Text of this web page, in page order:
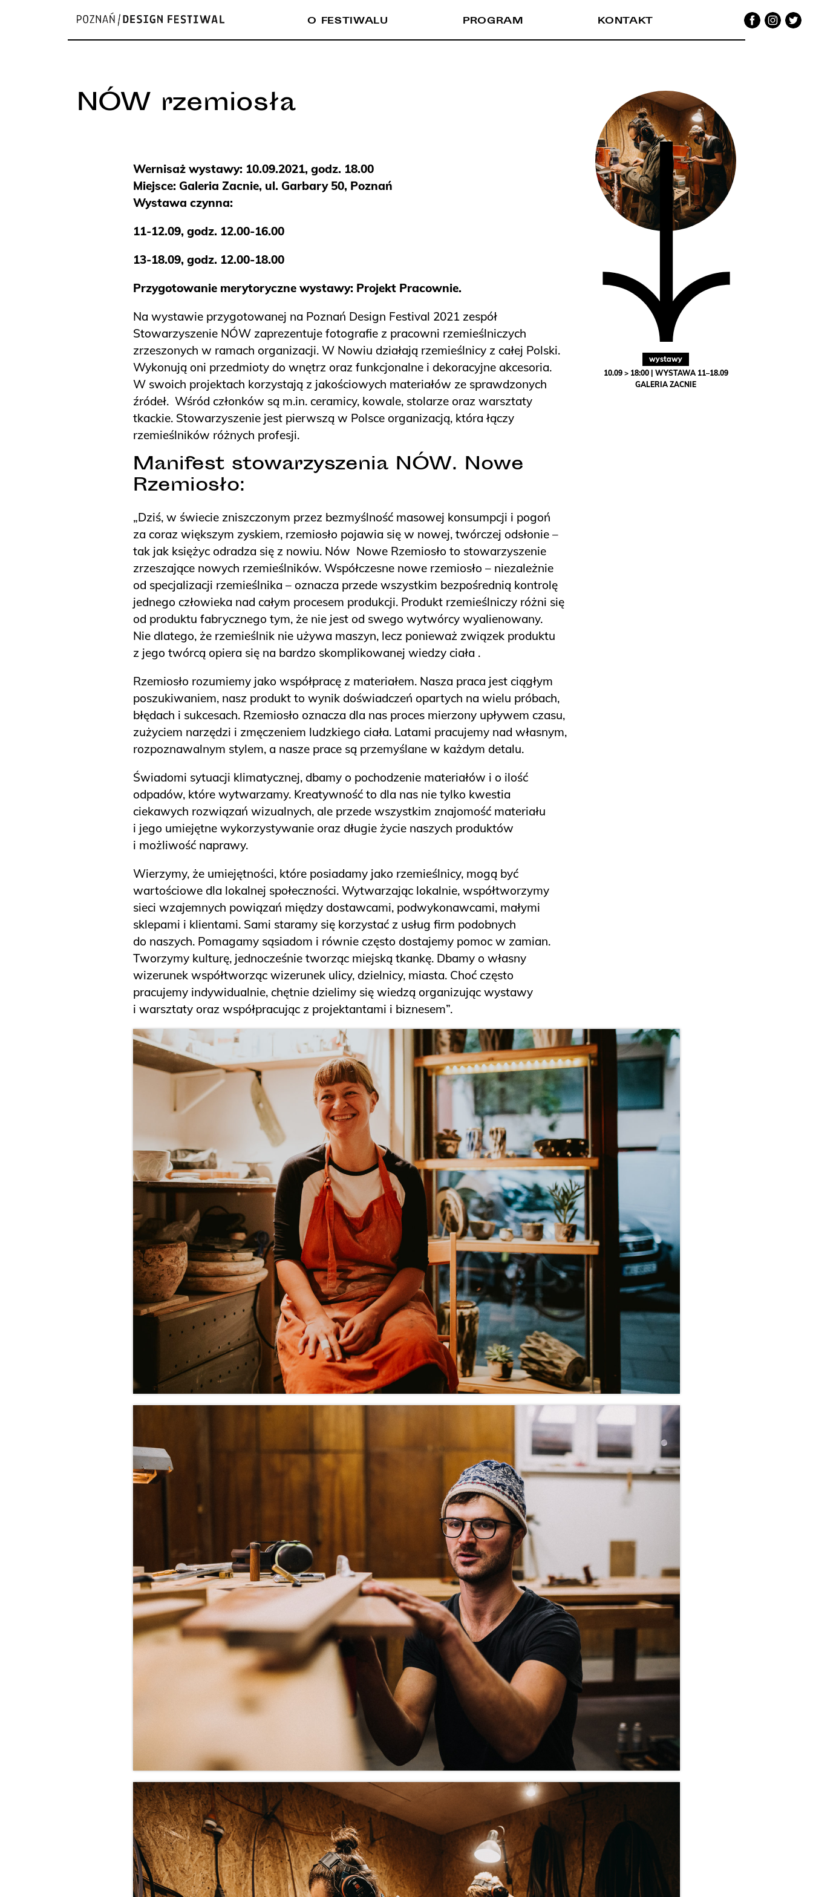
O FESTIWALU PROGRAM KONTAKT FacebookInstagramTwitter
NÓW rzemiosła
wystawy
10.09 > 18:00 | WYSTAWA 11–18.09
GALERIA ZACNIE
Wernisaż wystawy: 10.09.2021, godz. 18.00
Miejsce: Galeria Zacnie, ul. Garbary 50, Poznań
Wystawa czynna:
11-12.09, godz. 12.00-16.00
13-18.09, godz. 12.00-18.00
Przygotowanie merytoryczne wystawy: Projekt Pracownie.
Na wystawie przygotowanej na Poznań Design Festival 2021 zespół
Stowarzyszenie NÓW zaprezentuje fotografie z pracowni rzemieślniczych
zrzeszonych w ramach organizacji. W Nowiu działają rzemieślnicy z całej Polski.
Wykonują oni przedmioty do wnętrz oraz funkcjonalne i dekoracyjne akcesoria.
W swoich projektach korzystają z jakościowych materiałów ze sprawdzonych
źródeł. Wśród członków są m.in. ceramicy, kowale, stolarze oraz warsztaty
tkackie. Stowarzyszenie jest pierwszą w Polsce organizacją, która łączy
rzemieślników różnych profesji.
Manifest stowarzyszenia NÓW. Nowe
Rzemiosło:
„Dziś, w świecie zniszczonym przez bezmyślność masowej konsumpcji i pogoń
za coraz większym zyskiem, rzemiosło pojawia się w nowej, twórczej odsłonie –
tak jak księżyc odradza się z nowiu. Nów Nowe Rzemiosło to stowarzyszenie
zrzeszające nowych rzemieślników. Współczesne nowe rzemiosło – niezależnie
od specjalizacji rzemieślnika – oznacza przede wszystkim bezpośrednią kontrolę
jednego człowieka nad całym procesem produkcji. Produkt rzemieślniczy różni się
od produktu fabrycznego tym, że nie jest od swego wytwórcy wyalienowany.
Nie dlatego, że rzemieślnik nie używa maszyn, lecz ponieważ związek produktu
z jego twórcą opiera się na bardzo skomplikowanej wiedzy ciała .
Rzemiosło rozumiemy jako współpracę z materiałem. Nasza praca jest ciągłym
poszukiwaniem, nasz produkt to wynik doświadczeń opartych na wielu próbach,
błędach i sukcesach. Rzemiosło oznacza dla nas proces mierzony upływem czasu,
zużyciem narzędzi i zmęczeniem ludzkiego ciała. Latami pracujemy nad własnym,
rozpoznawalnym stylem, a nasze prace są przemyślane w każdym detalu.
Świadomi sytuacji klimatycznej, dbamy o pochodzenie materiałów i o ilość
odpadów, które wytwarzamy. Kreatywność to dla nas nie tylko kwestia
ciekawych rozwiązań wizualnych, ale przede wszystkim znajomość materiału
i jego umiejętne wykorzystywanie oraz długie życie naszych produktów
i możliwość naprawy.
Wierzymy, że umiejętności, które posiadamy jako rzemieślnicy, mogą być
wartościowe dla lokalnej społeczności. Wytwarzając lokalnie, współtworzymy
sieci wzajemnych powiązań między dostawcami, podwykonawcami, małymi
sklepami i klientami. Sami staramy się korzystać z usług firm podobnych
do naszych. Pomagamy sąsiadom i równie często dostajemy pomoc w zamian.
Tworzymy kulturę, jednocześnie tworząc miejską tkankę. Dbamy o własny
wizerunek współtworząc wizerunek ulicy, dzielnicy, miasta. Choć często
pracujemy indywidualnie, chętnie dzielimy się wiedzą organizując wystawy
i warsztaty oraz współpracując z projektantami i biznesem”.